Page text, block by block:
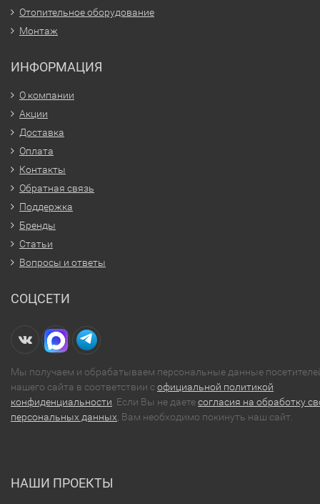
Отопительное оборудование
Монтаж
ИНФОРМАЦИЯ
О компании
Акции
Доставка
Оплата
Контакты
Обратная связь
Поддержка
Бренды
Статьи
Вопросы и ответы
СОЦСЕТИ
Мы получаем и обрабатываем персональные данные
нашего сайта в соответствии софициальной политикой
конфиденциальности . Если Вы не даетесогласия на обработку
персональных данных , Вам необходимо покинуть наш сайт.
НАШИ ПРОЕКТЫ